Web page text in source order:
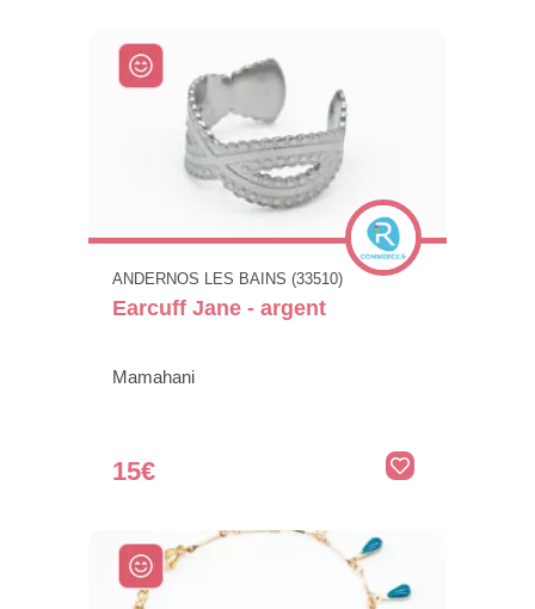
ANDERNOS LES BAINS (33510)
Earcuff Jane - argent
Mamahani
15€